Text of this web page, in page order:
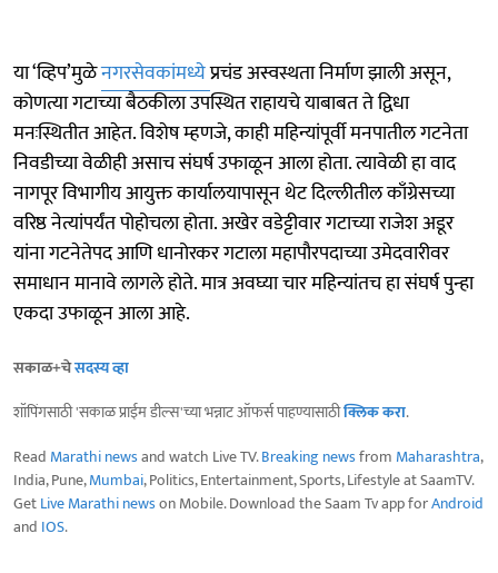
या ‘व्हिप’मुळेनगरसेवकांमध्येप्रचंड अस्वस्थता निर्माण झाली असून,
कोणत्या गटाच्या बैठकीला उपस्थित राहायचे याबाबत ते द्विधा
मनःस्थितीत आहेत. विशेष म्हणजे, काही महिन्यांपूर्वी मनपातील गटनेता
निवडीच्या वेळीही असाच संघर्ष उफाळून आला होता. त्यावेळी हा वाद
नागपूर विभागीय आयुक्त कार्यालयापासून थेट दिल्लीतील काँग्रेसच्या
वरिष्ठ नेत्यांपर्यंत पोहोचला होता. अखेर वडेट्टीवार गटाच्या राजेश अडूर
यांना गटनेतेपद आणि धानोरकर गटाला महापौरपदाच्या उमेदवारीवर
समाधान मानावे लागले होते. मात्र अवघ्या चार महिन्यांतच हा संघर्ष पुन्हा
एकदा उफाळून आला आहे.
सकाळ+चेसदस्य व्हा
शॉपिंगसाठी 'सकाळ प्राईम डील्स'च्या भन्नाट ऑफर्स पाहण्यासाठीक्लिक करा.
Read Marathi newsand watch Live TV.Breaking newsfrom Maharashtra,
India, Pune,Mumbai, Politics, Entertainment, Sports, Lifestyle at SaamTV.
GetLive Marathi newson Mobile. Download the Saam Tv app forAndroid
and IOS.